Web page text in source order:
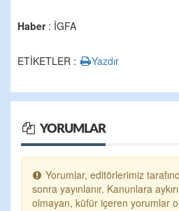
Haber: İGFA
ETİKETLER : Yazdır
YORUMLAR
Yorumlar, editörlerimiz
sonra yayınlanır. Kanunlara
olmayan, küfür içeren yorumlar